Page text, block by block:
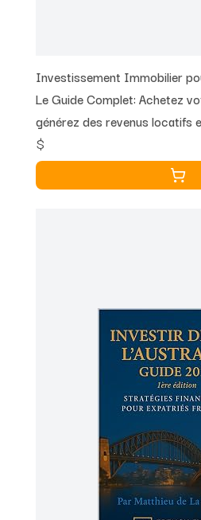
Investissement Immobilier
Le Guide Complet: Achetez
générez des revenus locatifs
patrimoine ... de zéro
2)
$